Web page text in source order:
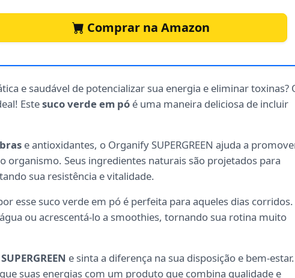
Comprar na Amazon
e saudável de potencializar sua energia e eliminar toxinas?
Estesuco verde em pó é uma maneira deliciosa de incluir
e antioxidantes, o Organify SUPERGREEN ajuda a
organismo. Seus ingredientes naturais são projetados para
sua resistência e vitalidade.
esse suco verde em pó é perfeita para aqueles dias corridos.
ou acrescentá-lo a smoothies, tornando sua rotina muito
e sinta a diferença na sua disposição e bem-estar.
suas energias com um produto que combina qualidade e